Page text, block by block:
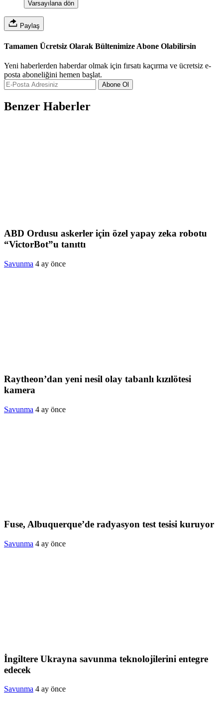
Varsayılana dön
Paylaş
Tamamen Ücretsiz Olarak Bültenimize Abone Olabilirsin
Yeni haberlerden haberdar olmak için fırsatı kaçırma ve ücretsiz e-
posta aboneliğini hemen başlat.
Abone Ol
Benzer Haberler
ABD Ordusu askerler için özel yapay zeka robotu
“VictorBot”u tanıttı
Savunma 4 ay önce
Raytheon’dan yeni nesil olay tabanlı kızılötesi
kamera
Savunma 4 ay önce
Fuse, Albuquerque’de radyasyon test tesisi kuruyor
Savunma 4 ay önce
İngiltere Ukrayna savunma teknolojilerini entegre
edecek
Savunma 4 ay önce